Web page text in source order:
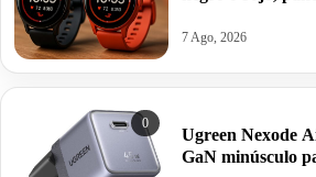
corporal,
7 Ago, 2026
0
Ugreen Nexode
GaN minúsculo